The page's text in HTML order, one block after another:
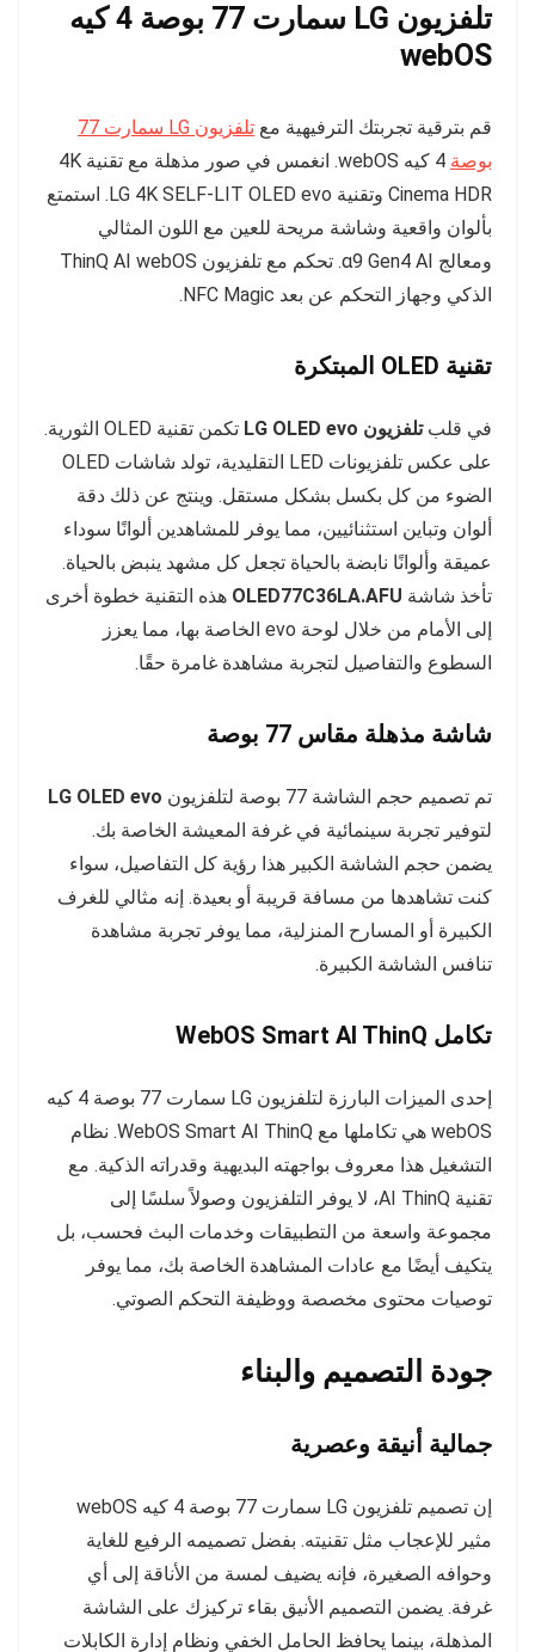
تلفزيون LG سمارت 77 بوصة 4 كيه
webOS
قم بترقية تجربتك الترفيهية مع
تلفزيون LG سمارت 77
بوصة
4 كيه webOS. انغمس في صور مذهلة مع تقنية 4K
Cinema HDR وتقنية LG 4K SELF-LIT OLED evo. استمتع
بألوان واقعية وشاشة مريحة للعين مع اللون المثالي
ومعالج α9 Gen4 AI. تحكم مع تلفزيون ThinQ AI webOS
الذكي وجهاز التحكم عن بعد NFC Magic.
تقنية OLED المبتكرة
في قلبتلفزيون LG OLED evo
تكمن تقنية OLED الثورية.
على عكس تلفزيونات LED التقليدية، تولد شاشات OLED
الضوء من كل بكسل بشكل مستقل. وينتج عن ذلك دقة
ألوان وتباين استثنائيين، مما يوفر للمشاهدين ألوانًا سوداء
عميقة وألوانًا نابضة بالحياة تجعل كل مشهد ينبض بالحياة.
تأخذ شاشة OLED77C36LA.AFU هذه التقنية خطوة أخرى
إلى الأمام من خلال لوحة evo الخاصة بها، مما يعزز
السطوع والتفاصيل لتجربة مشاهدة غامرة حقًا.
شاشة مذهلة مقاس 77 بوصة
تم تصميم حجم الشاشة 77 بوصة لتلفزيون
LG OLED evo
لتوفير تجربة سينمائية في غرفة المعيشة الخاصة بك.
يضمن حجم الشاشة الكبير هذا رؤية كل التفاصيل، سواء
كنت تشاهدها من مسافة قريبة أو بعيدة. إنه مثالي للغرف
الكبيرة أو المسارح المنزلية، مما يوفر تجربة مشاهدة
تنافس الشاشة الكبيرة.
تكامل WebOS Smart AI ThinQ
إحدى الميزات البارزة لتلفزيون LG سمارت 77 بوصة 4 كيه
webOS هي تكاملها مع WebOS Smart AI ThinQ. نظام
التشغيل هذا معروف بواجهته البديهية وقدراته الذكية. مع
تقنية AI ThinQ، لا يوفر التلفزيون وصولاً سلسًا إلى
مجموعة واسعة من التطبيقات وخدمات البث فحسب، بل
يتكيف أيضًا مع عادات المشاهدة الخاصة بك، مما يوفر
توصيات محتوى مخصصة ووظيفة التحكم الصوتي.
جودة التصميم والبناء
جمالية أنيقة وعصرية
إن تصميم تلفزيون LG سمارت 77 بوصة 4 كيه webOS
مثير للإعجاب مثل تقنيته. بفضل تصميمه الرفيع للغاية
وحوافه الصغيرة، فإنه يضيف لمسة من الأناقة إلى أي
غرفة. يضمن التصميم الأنيق بقاء تركيزك على الشاشة
المذهلة، بينما يحافظ الحامل الخفي ونظام إدارة الكابلات